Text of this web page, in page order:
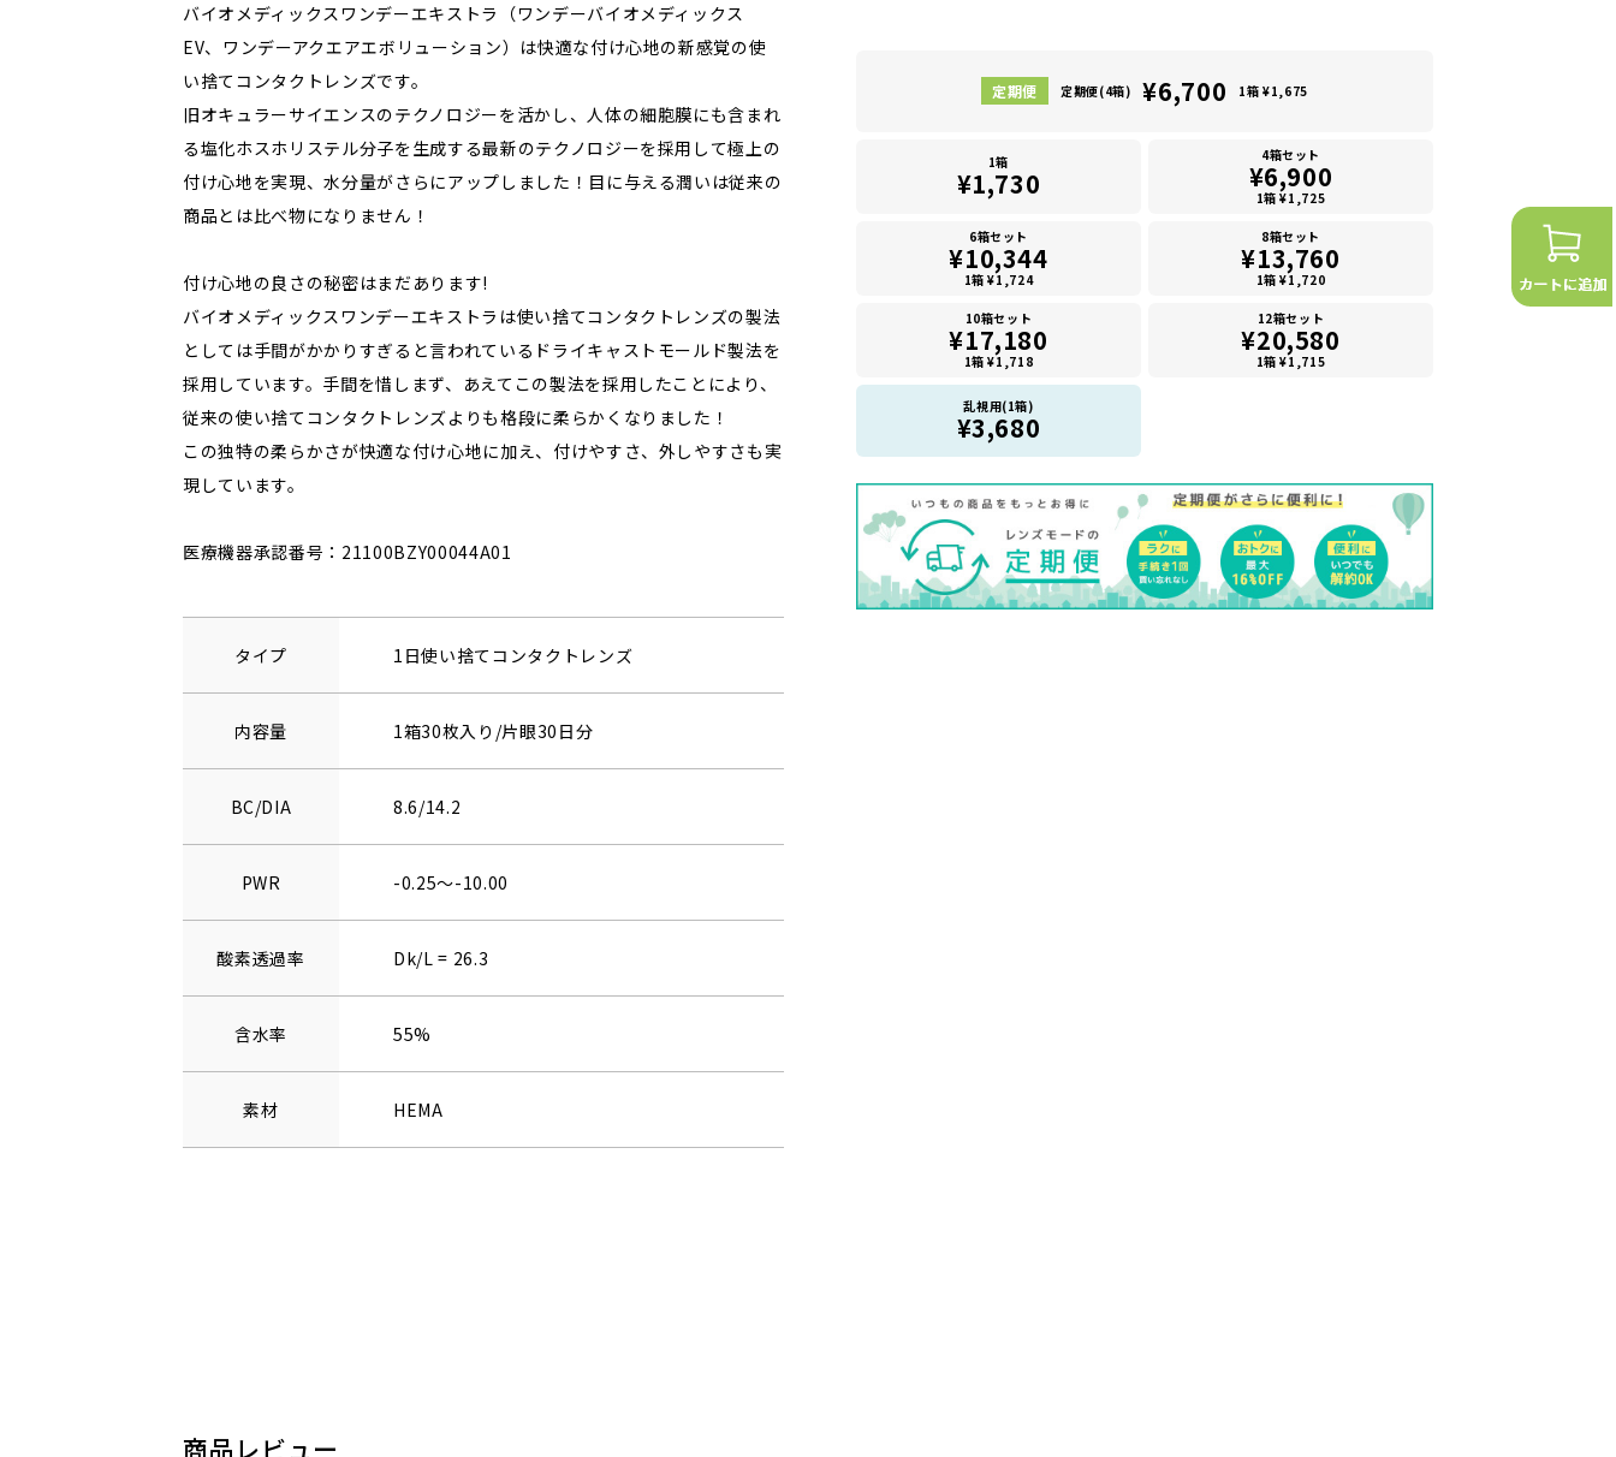
バイオメディックスワンデーエキストラ（ワンデーバイオメディックス
EV、ワンデーアクエアエボリューション）は快適な付け心地の新感覚の使
い捨てコンタクトレンズです。
旧オキュラーサイエンスのテクノロジーを活かし、人体の細胞膜にも含まれ
る塩化ホスホリステル分子を生成する最新のテクノロジーを採用して極上の
付け心地を実現、水分量がさらにアップしました！目に与える潤いは従来の
商品とは比べ物になりません！
付け心地の良さの秘密はまだあります!
バイオメディックスワンデーエキストラは使い捨てコンタクトレンズの製法
としては手間がかかりすぎると言われているドライキャストモールド製法を
採用しています。手間を惜しまず、あえてこの製法を採用したことにより、
従来の使い捨てコンタクトレンズよりも格段に柔らかくなりました！
この独特の柔らかさが快適な付け心地に加え、付けやすさ、外しやすさも実
現しています。
医療機器承認番号：21100BZY00044A01
タイプ 1日使い捨てコンタクトレンズ
内容量 1箱30枚入り/片眼30日分
BC/DIA 8.6/14.2
PWR -0.25～-10.00
酸素透過率 Dk/L = 26.3
含水率 55%
素材 HEMA
定期便(4箱) ¥6,700 1箱 ¥1,675
1箱
¥1,730
4箱セット
¥6,900
1箱 ¥1,725
6箱セット
¥10,344
1箱 ¥1,724
8箱セット
¥13,760
1箱 ¥1,720
10箱セット
¥17,180
1箱 ¥1,718
12箱セット
¥20,580
1箱 ¥1,715
乱視用(1箱)
¥3,680
商品レビュー